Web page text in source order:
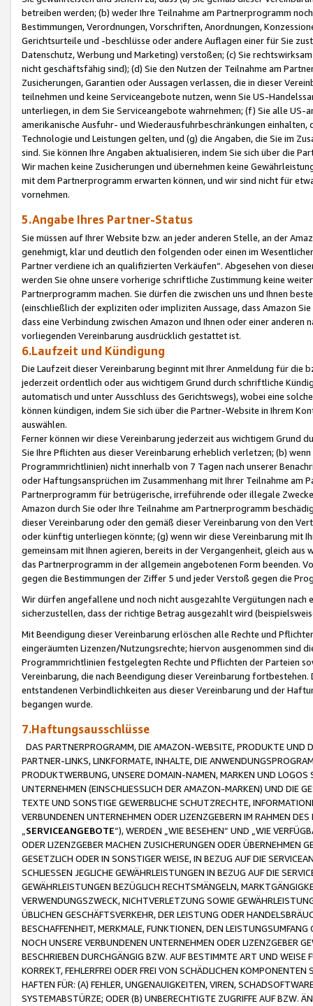
betreiben werden; (b) weder Ihre Teilnahme am Partnerprogramm
Bestimmungen, Verordnungen, Vorschriften, Anordnungen,
Gerichtsurteile und -beschlüsse oder andere Auflagen einer für Sie
Datenschutz, Werbung und Marketing) verstoßen; (c) Sie
nicht geschäftsfähig sind); (d) Sie den Nutzen der Teilnahme am
Zusicherungen, Garantien oder Aussagen verlassen, die in dieser
teilnehmen und keine Serviceangebote nutzen, wenn Sie US-
unterliegen, in dem Sie Serviceangebote wahrnehmen; (f) Sie alle
amerikanische Ausfuhr- und Wiederausfuhrbeschränkungen
Technologie und Leistungen gelten, und (g) die Angaben, die Sie im
sind. Sie können Ihre Angaben aktualisieren, indem Sie sich über die
Wir machen keine Zusicherungen und übernehmen keine
mit dem Partnerprogramm erwarten können, und wir sind nicht für
vornehmen.
5.Angabe Ihres Partner-Status
Sie müssen auf Ihrer Website bzw. an jeder anderen Stelle, an der
genehmigt, klar und deutlich den folgenden oder einen im
Partner verdiene ich an qualifizierten Verkäufen“. Abgesehen von
werden Sie ohne unsere vorherige schriftliche Zustimmung keine
Partnerprogramm machen. Sie dürfen die zwischen uns und Ihnen
(einschließlich der expliziten oder impliziten Aussage, dass Amazon
dass eine Verbindung zwischen Amazon und Ihnen oder einer
vorliegenden Vereinbarung ausdrücklich gestattet ist.
6.Laufzeit und Kündigung
Die Laufzeit dieser Vereinbarung beginnt mit Ihrer Anmeldung für die
jederzeit ordentlich oder aus wichtigem Grund durch schriftliche
automatisch und unter Ausschluss des Gerichtswegs), wobei eine
können kündigen, indem Sie sich über die Partner-Website in Ihrem
auswählen.
Ferner können wir diese Vereinbarung jederzeit aus wichtigem Grund
Sie Ihre Pflichten aus dieser Vereinbarung erheblich verletzen; (b)
Programmrichtlinien) nicht innerhalb von 7 Tagen nach unserer
oder Haftungsansprüchen im Zusammenhang mit Ihrer Teilnahme am
Partnerprogramm für betrügerische, irreführende oder illegale
Amazon durch Sie oder Ihre Teilnahme am Partnerprogramm
dieser Vereinbarung oder den gemäß dieser Vereinbarung von den
oder künftig unterliegen könnte; (g) wenn wir diese Vereinbarung mit
gemeinsam mit Ihnen agieren, bereits in der Vergangenheit, gleich
das Partnerprogramm in der allgemein angebotenen Form beenden.
gegen die Bestimmungen der Ziffer 5 und jeder Verstoß gegen die
Wir dürfen angefallene und noch nicht ausgezahlte Vergütungen
sicherzustellen, dass der richtige Betrag ausgezahlt wird
Mit Beendigung dieser Vereinbarung erlöschen alle Rechte und
eingeräumten Lizenzen/Nutzungsrechte; hiervon ausgenommen sind
Programmrichtlinien festgelegten Rechte und Pflichten der Parteien
Vereinbarung, die nach Beendigung dieser Vereinbarung
entstandenen Verbindlichkeiten aus dieser Vereinbarung und der
begangen wurde.
7.Haftungsausschlüsse
DAS PARTNERPROGRAMM, DIE AMAZON-WEBSITE, PRODUKTE UND
PARTNER-LINKS, LINKFORMATE, INHALTE, DIE
PRODUKTWERBUNG, UNSERE DOMAIN-NAMEN, MARKEN UND
UNTERNEHMEN (EINSCHLIESSLICH DER AMAZON-MARKEN) UND DIE
TEXTE UND SONSTIGE GEWERBLICHE SCHUTZRECHTE,
VERBUNDENEN UNTERNEHMEN ODER LIZENZGEBERN IM RAHMEN
SERVICEANGEBOTE“), WERDEN „WIE BESEHEN“ UND „WIE
ODER LIZENZGEBER MACHEN ZUSICHERUNGEN ODER ÜBERNEHMEN
GESETZLICH ODER IN SONSTIGER WEISE, IN BEZUG AUF DIE
SCHLIESSEN JEGLICHE GEWÄHRLEISTUNGEN IN BEZUG AUF DIE
GEWÄHRLEISTUNGEN BEZÜGLICH RECHTSMÄNGELN,
VERWENDUNGSZWECK, NICHTVERLETZUNG SOWIE
ÜBLICHEN GESCHÄFTSVERKEHR, DER LEISTUNG ODER
BESCHAFFENHEIT, MERKMALE, FUNKTIONEN, DEN
NOCH UNSERE VERBUNDENEN UNTERNEHMEN ODER LIZENZGEBER
BESCHRIEBEN DURCHGÄNGIG BZW. AUF BESTIMMTE ART UND
KORREKT, FEHLERFREI ODER FREI VON SCHÄDLICHEN
HAFTEN FÜR: (A) FEHLER, UNGENAUIGKEITEN, VIREN,
SYSTEMABSTÜRZE; ODER (B) UNBERECHTIGTE ZUGRIFFE AUF BZW.